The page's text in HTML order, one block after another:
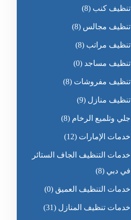
تنظيف كنب (8)
تنظيف مجالس (8)
تنظيف مراتب (8)
تنظيف مساجد (0)
تنظيف مفروشات (8)
تنظيف منازل (9)
جلي وتلميع الرخام (8)
خدمات الإمارات (12)
خدمات التنظيف الجاف الستائر
في دبي (8)
خدمات التنظيف العميق (0)
خدمات تنظيف المنازل (31)